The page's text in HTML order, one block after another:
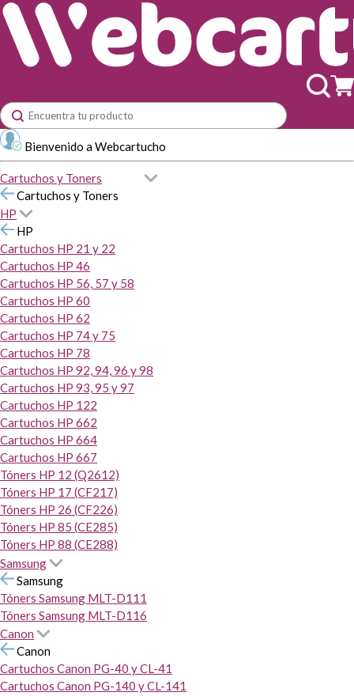
Bienvenido a Webcartucho
Cartuchos y Toners
Cartuchos y Toners
HP
HP
Cartuchos HP 21 y 22
Cartuchos HP 46
Cartuchos HP 56, 57 y 58
Cartuchos HP 60
Cartuchos HP 62
Cartuchos HP 74 y 75
Cartuchos HP 78
Cartuchos HP 92, 94, 96 y 98
Cartuchos HP 93, 95 y 97
Cartuchos HP 122
Cartuchos HP 662
Cartuchos HP 664
Cartuchos HP 667
Tóners HP 12 (Q2612)
Tóners HP 17 (CF217)
Tóners HP 26 (CF226)
Tóners HP 85 (CE285)
Tóners HP 88 (CE288)
Samsung
Samsung
Tóners Samsung MLT-D111
Tóners Samsung MLT-D116
Canon
Canon
Cartuchos Canon PG-40 y CL-41
Cartuchos Canon PG-140 y CL-141